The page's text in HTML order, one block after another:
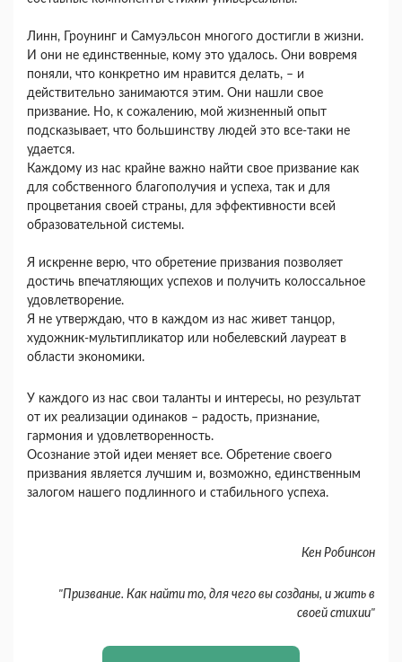
Линн, Гроунинг и Самуэльсон многого достигли в жизни.
И они не единственные, кому это удалось. Они вовремя
поняли, что конкретно им нравится делать, – и
действительно занимаются этим. Они нашли свое
призвание. Но, к сожалению, мой жизненный опыт
подсказывает, что большинству людей это все-таки не
удается.
Каждому из нас крайне важно найти свое призвание как
для собственного благополучия и успеха, так и для
процветания своей страны, для эффективности всей
образовательной системы.
Я искренне верю, что обретение призвания позволяет
достичь впечатляющих успехов и получить колоссальное
удовлетворение.
Я не утверждаю, что в каждом из нас живет танцор,
художник-мультипликатор или нобелевский лауреат в
области экономики.
У каждого из нас свои таланты и интересы, но результат
от их реализации одинаков – радость, признание,
гармония и удовлетворенность.
Осознание этой идеи меняет все. Обретение своего
призвания является лучшим и, возможно, единственным
залогом нашего подлинного и стабильного успеха.
Кен Робинсон
"Призвание. Как найти то, для чего вы созданы, и жить в
своей стихии"